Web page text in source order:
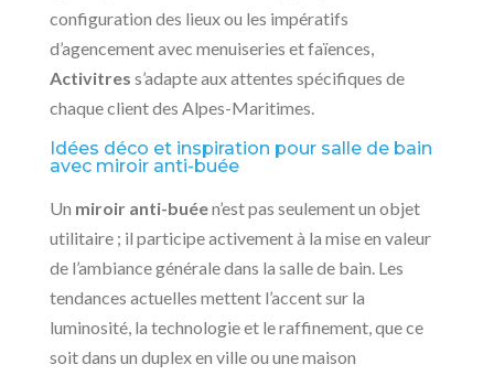
configuration des lieux ou les impératifs
d’agencement avec menuiseries et faïences,
Activitres s’adapte aux attentes spécifiques de
chaque client des Alpes-Maritimes.
Idées déco et inspiration pour salle de bain
avec miroir anti-buée
Un miroir anti-buéen’est pas seulement un objet
utilitaire ; il participe activement à la mise en valeur
de l’ambiance générale dans la salle de bain. Les
tendances actuelles mettent l’accent sur la
luminosité, la technologie et le raffinement, que ce
soit dans un duplex en ville ou une maison